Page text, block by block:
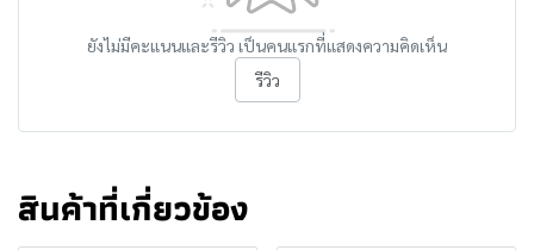
ยังไม่มีคะแนนและรีวิว เป็นคนแรกที่แสดงความคิดเห็น
รีวิว
สินค้าที่เกี่ยวข้อง